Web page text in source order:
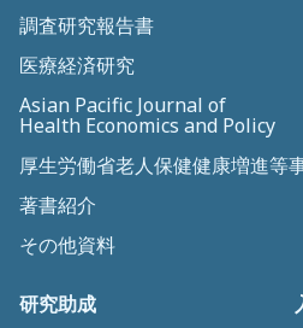
調査研究報告書
医療経済研究
Asian Pacific Journal of
Health Economics and Policy
厚生労働省老人保健健康増進等
著書紹介
その他資料
研究助成